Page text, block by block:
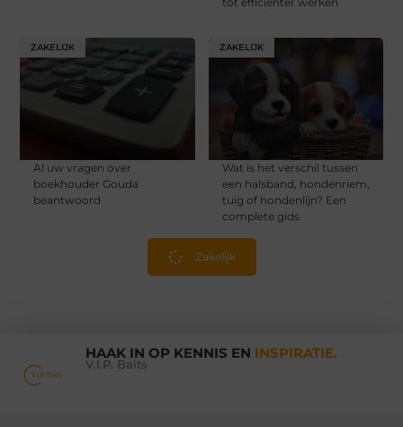
ZAKELIJK
Al uw vragen over
boekhouder Gouda
beantwoord
ZAKELIJK
Wat is het verschil tussen
een halsband, hondenriem,
tuig of hondenlijn? Een
complete gids
Zakelijk
HAAK IN OP KENNIS EN INSPIRATIE.
V.I.P. Baits